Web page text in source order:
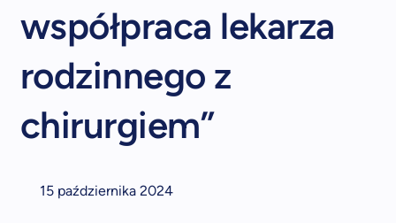
współpraca lekarza
rodzinnego z
chirurgiem”
15 października 2024